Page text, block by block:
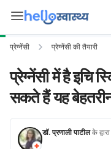
प्रेग्नेंसी प्रेग्नेंसी की तैयारी
प्रेग्नेंसी में है इचि
सकते हैं यह
डॉ. प्रणाली पाटीलके